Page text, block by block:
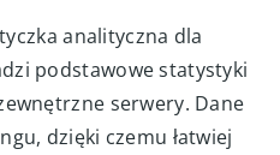
analityczna dla
podstawowe statystyki
serwery. Dane
dzięki czemu łatwiej